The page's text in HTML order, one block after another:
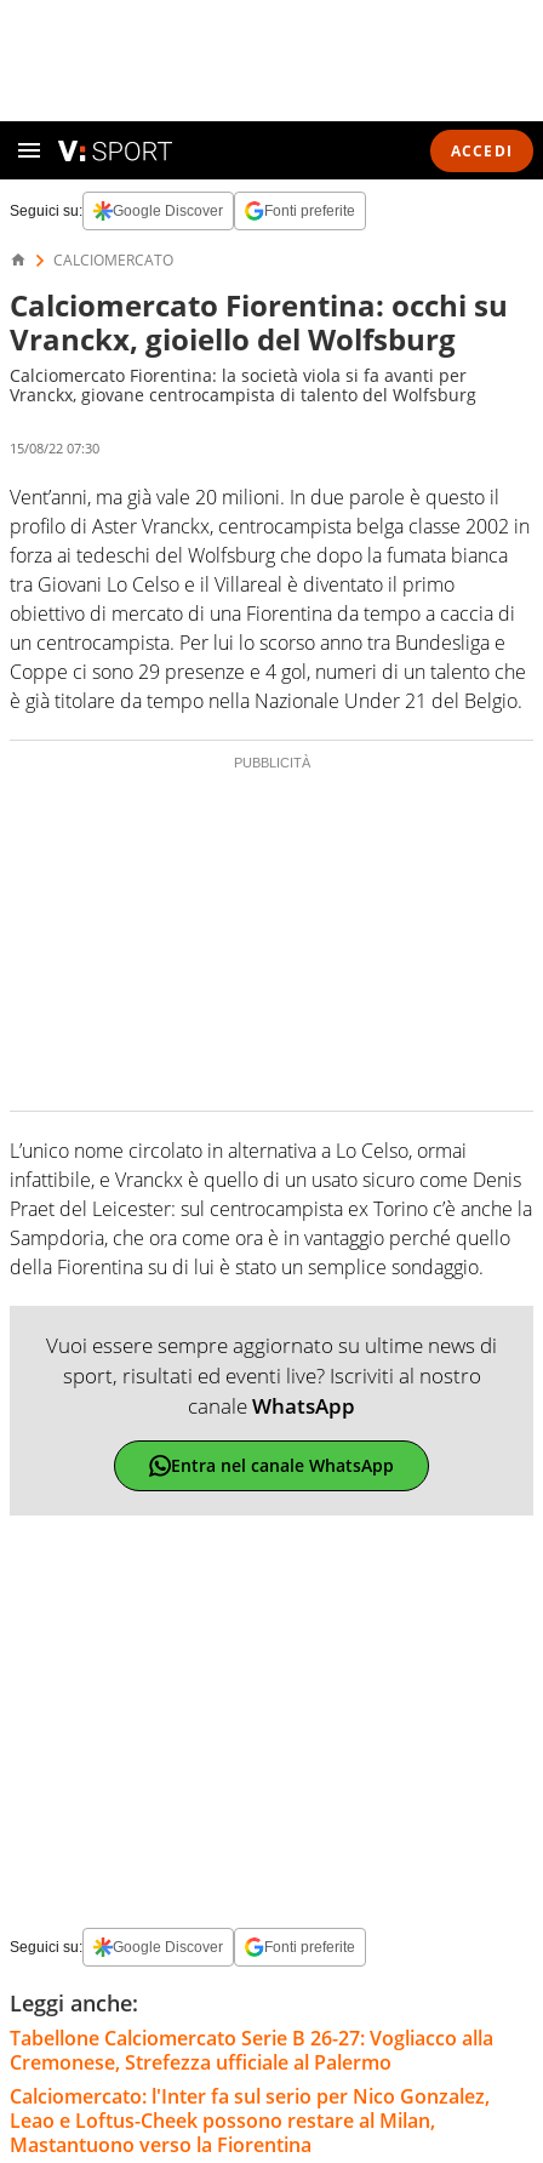
ACCEDI
Seguici su: Google Discover Fonti preferite
CALCIOMERCATO
Calciomercato Fiorentina: occhi su
Vranckx, gioiello del Wolfsburg
Calciomercato Fiorentina: la società viola si fa avanti per
Vranckx, giovane centrocampista di talento del Wolfsburg
15/08/22 07:30
Vent’anni, ma già vale 20 milioni. In due parole è questo il
profilo di Aster Vranckx, centrocampista belga classe 2002 in
forza ai tedeschi del Wolfsburg che dopo la fumata bianca
tra Giovani Lo Celso e il Villareal è diventato il primo
obiettivo di mercato di una Fiorentina da tempo a caccia di
un centrocampista. Per lui lo scorso anno tra Bundesliga e
Coppe ci sono 29 presenze e 4 gol, numeri di un talento che
è già titolare da tempo nella Nazionale Under 21 del Belgio.
L’unico nome circolato in alternativa a Lo Celso, ormai
infattibile, e Vranckx è quello di un usato sicuro come Denis
Praet del Leicester: sul centrocampista ex Torino c’è anche la
Sampdoria, che ora come ora è in vantaggio perché quello
della Fiorentina su di lui è stato un semplice sondaggio.
Vuoi essere sempre aggiornato su ultime news di
sport, risultati ed eventi live? Iscriviti al nostro
canaleWhatsApp
Entra nel canale WhatsApp
Seguici su: Google Discover Fonti preferite
Leggi anche:
Tabellone Calciomercato Serie B 26-27: Vogliacco alla
Cremonese, Strefezza ufficiale al Palermo
Calciomercato: l'Inter fa sul serio per Nico Gonzalez,
Leao e Loftus-Cheek possono restare al Milan,
Mastantuono verso la Fiorentina